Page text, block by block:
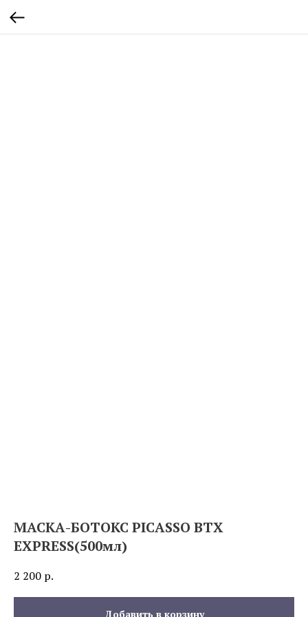
МАСКА-БОТОКС PICASSO BTX
EXPRESS(500мл)
2 200 р.
Добавить в корзину